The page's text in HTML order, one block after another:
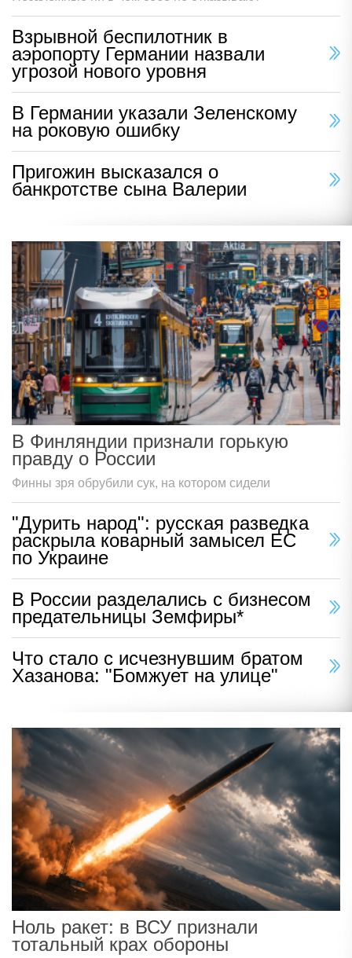
Взрывной беспилотник в
аэропорту Германии назвали
угрозой нового уровня
В Германии указали Зеленскому
на роковую ошибку
Пригожин высказался о
банкротстве сына Валерии
В Финляндии признали горькую
правду о России
Финны зря обрубили сук, на котором сидели
"Дурить народ": русская разведка
раскрыла коварный замысел ЕС
по Украине
В России разделались с бизнесом
предательницы Земфиры*
Что стало с исчезнувшим братом
Хазанова: "Бомжует на улице"
Ноль ракет: в ВСУ признали
тотальный крах обороны